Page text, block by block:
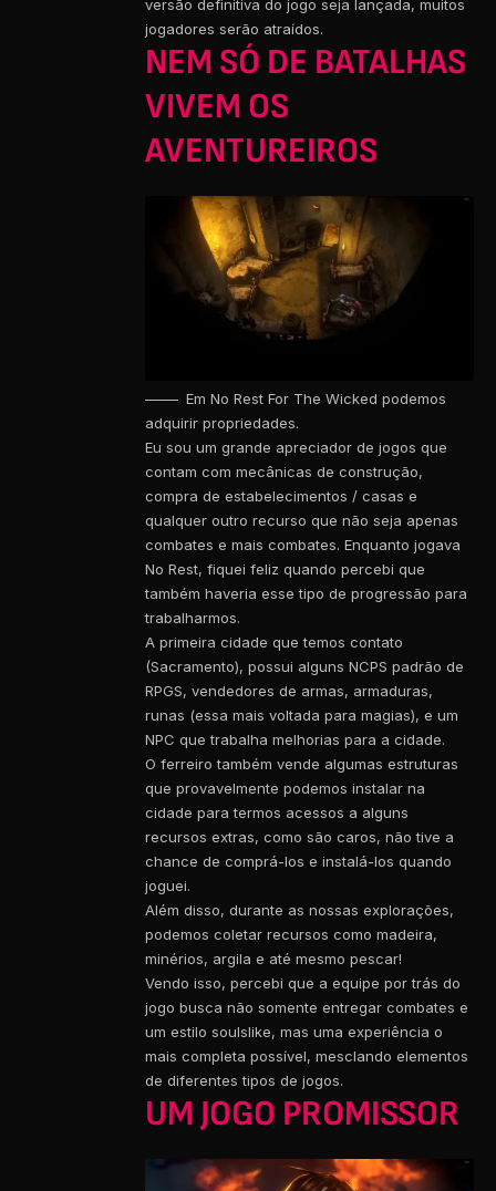
versão definitiva do jogo seja lançada, muitos
jogadores serão atraídos.
NEM SÓ DE BATALHAS
VIVEM OS
AVENTUREIROS
Em No Rest For The Wicked podemos
adquirir propriedades.
Eu sou um grande apreciador de jogos que
contam com mecânicas de construção,
compra de estabelecimentos / casas e
qualquer outro recurso que não seja apenas
combates e mais combates. Enquanto jogava
No Rest, fiquei feliz quando percebi que
também haveria esse tipo de progressão para
trabalharmos.
A primeira cidade que temos contato
(Sacramento), possui alguns NCPS padrão de
RPGS, vendedores de armas, armaduras,
runas (essa mais voltada para magias), e um
NPC que trabalha melhorias para a cidade.
O ferreiro também vende algumas estruturas
que provavelmente podemos instalar na
cidade para termos acessos a alguns
recursos extras, como são caros, não tive a
chance de comprá-los e instalá-los quando
joguei.
Além disso, durante as nossas explorações,
podemos coletar recursos como madeira,
minérios, argila e até mesmo pescar!
Vendo isso, percebi que a equipe por trás do
jogo busca não somente entregar combates e
um estilo soulslike, mas uma experiência o
mais completa possível, mesclando elementos
de diferentes tipos de jogos.
UM JOGO PROMISSOR